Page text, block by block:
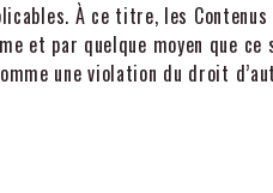
À ce titre, les
et par quelque moyen que
une violation du droit